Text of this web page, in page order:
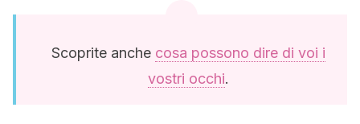
Scoprite anche cosa possono dire di voi i
vostri occhi.